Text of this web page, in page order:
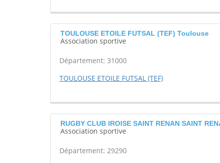
TOULOUSE ETOILE FUTSAL (TEF) Toulouse
Association sportive
Département: 31000
TOULOUSE ETOILE FUTSAL (TEF)
RUGBY CLUB IROISE SAINT RENAN SAINT
Association sportive
Département: 29290